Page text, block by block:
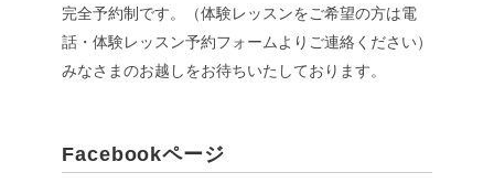
完全予約制です。（体験レッスンをご希望の方は電
話・体験レッスン予約フォームよりご連絡ください）
みなさまのお越しをお待ちいたしております。
Facebookページ